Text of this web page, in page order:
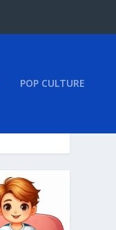
POP CULTURE